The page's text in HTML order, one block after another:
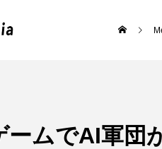
ームでAI軍団